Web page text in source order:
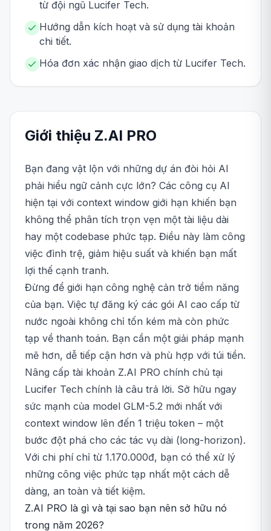
từ đội ngũ Lucifer Tech.
Hướng dẫn kích hoạt và sử dụng tài khoản
chi tiết.
Hóa đơn xác nhận giao dịch từ Lucifer Tech.
Giới thiệu Z.AI PRO
Bạn đang vật lộn với những dự án đòi hỏi AI
phải hiểu ngữ cảnh cực lớn? Các công cụ AI
hiện tại với context window giới hạn khiến bạn
không thể phân tích trọn vẹn một tài liệu dài
hay một codebase phức tạp. Điều này làm công
việc đình trệ, giảm hiệu suất và khiến bạn mất
lợi thế cạnh tranh.
Đừng để giới hạn công nghệ cản trở tiềm năng
của bạn. Việc tự đăng ký các gói AI cao cấp từ
nước ngoài không chỉ tốn kém mà còn phức
tạp về thanh toán. Bạn cần một giải pháp mạnh
mẽ hơn, dễ tiếp cận hơn và phù hợp với túi tiền.
Nâng cấp tài khoản Z.AI PRO chính chủ tại
Lucifer Tech chính là câu trả lời. Sở hữu ngay
sức mạnh của model GLM-5.2 mới nhất với
context window lên đến 1 triệu token – một
bước đột phá cho các tác vụ dài (long-horizon).
Với chi phí chỉ từ 1.170.000đ, bạn có thể xử lý
những công việc phức tạp nhất một cách dễ
dàng, an toàn và tiết kiệm.
Z.AI PRO là gì và tại sao bạn nên sở hữu nó
trong năm 2026?